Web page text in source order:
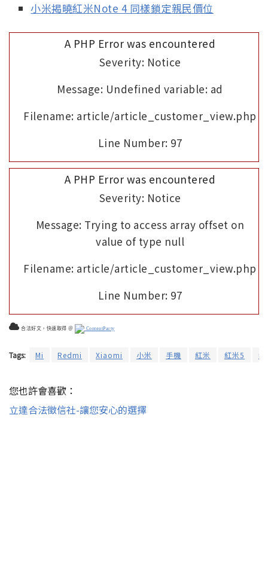
小米揭曉紅米Note 4 同樣鎖定親民價位
A PHP Error was encountered
Severity: Notice
Message: Undefined variable: ad
Filename: article/article_customer_view.php
Line Number: 97
A PHP Error was encountered
Severity: Notice
Message: Trying to access array offset on
value of type null
Filename: article/article_customer_view.php
Line Number: 97
合法好文，快速取得 ＠ ContentParty
Tags: Mi Redmi Xiaomi 小米 手機 紅米 紅米5
您也許會喜歡：
立達合法徵信社-讓您安心的選擇